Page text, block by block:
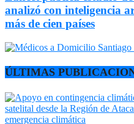
analizó con inteligencia
más de cien países
ÚLTIMAS